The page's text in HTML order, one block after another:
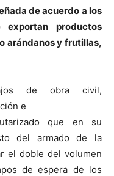
de acuerdo a los
exportan productos
arándanos y frutillas,
de obra civil,
e
que en su
del armado de la
el doble del volumen
de espera de los